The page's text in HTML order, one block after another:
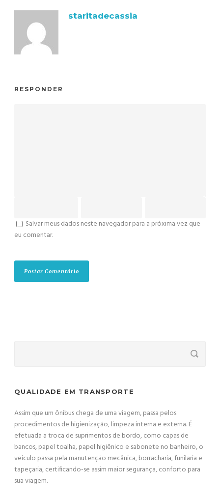
staritadecassia
RESPONDER
Salvar meus dados neste navegador para a próxima vez que
eu comentar.
QUALIDADE EM TRANSPORTE
Assim que um ônibus chega de uma viagem, passa pelos
procedimentos de higienização, limpeza interna e externa. É
efetuada a troca de suprimentos de bordo, como capas de
bancos, papel toalha, papel higiênico e sabonete no banheiro, o
veiculo passa pela manutenção mecânica, borracharia, funilaria e
tapeçaria, certificando-se assim maior segurança, conforto para
sua viagem.